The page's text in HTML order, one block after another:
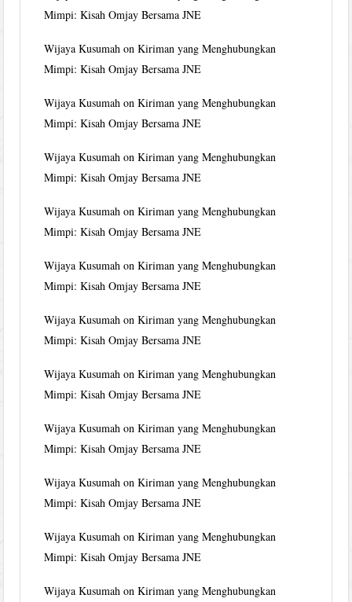
Mimpi: Kisah Omjay Bersama JNE
Wijaya Kusumah onKiriman yang Menghubungkan
Mimpi: Kisah Omjay Bersama JNE
Wijaya Kusumah onKiriman yang Menghubungkan
Mimpi: Kisah Omjay Bersama JNE
Wijaya Kusumah onKiriman yang Menghubungkan
Mimpi: Kisah Omjay Bersama JNE
Wijaya Kusumah onKiriman yang Menghubungkan
Mimpi: Kisah Omjay Bersama JNE
Wijaya Kusumah onKiriman yang Menghubungkan
Mimpi: Kisah Omjay Bersama JNE
Wijaya Kusumah onKiriman yang Menghubungkan
Mimpi: Kisah Omjay Bersama JNE
Wijaya Kusumah onKiriman yang Menghubungkan
Mimpi: Kisah Omjay Bersama JNE
Wijaya Kusumah onKiriman yang Menghubungkan
Mimpi: Kisah Omjay Bersama JNE
Wijaya Kusumah onKiriman yang Menghubungkan
Mimpi: Kisah Omjay Bersama JNE
Wijaya Kusumah onKiriman yang Menghubungkan
Mimpi: Kisah Omjay Bersama JNE
Wijaya Kusumah onKiriman yang Menghubungkan